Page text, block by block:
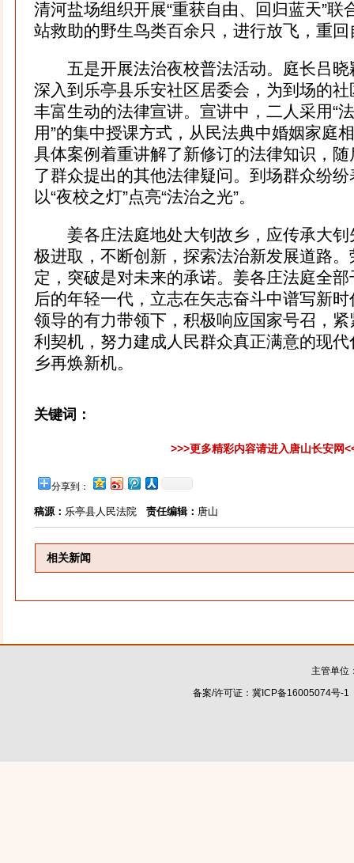
清河盐场组织开展“重获自由、回归蓝天”联
站救助的野生鸟类百余只，进行放飞，重
五是开展法治夜校普法活动。庭长吕晓
深入到乐亭县乐安社区居委会，为到场的
丰富生动的法律宣讲。宣讲中，二人采用“
用”的集中授课方式，从民法典中婚姻家庭
具体案例着重讲解了新修订的法律知识，
了群众提出的其他法律疑问。到场群众纷
以“夜校之灯”点亮“法治之光”。
姜各庄法庭地处大钊故乡，应传承大钊
极进取，不断创新，探索法治新发展道路
定，突破是对未来的承诺。姜各庄法庭全
后的年轻一代，立志在矢志奋斗中谱写新
领导的有力带领下，积极响应国家号召，
利契机，努力建成人民群众真正满意的现
乡再焕新机。
关键词：
>>>更多精彩内容请进入唐山长安网
分享到：
稿源： 乐亭县人民法院责任编辑： 唐山
相关新闻
主管单位
备案/许可证：冀ICP备16005074号-1